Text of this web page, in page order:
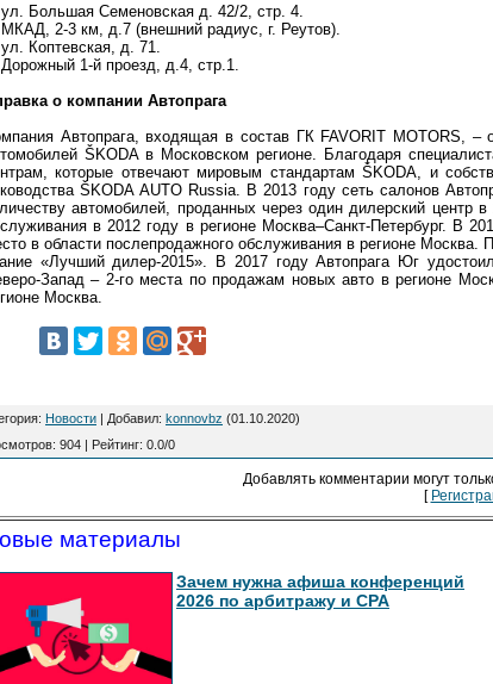
Большая Семеновская д. 42/2, стр. 4.
2-3 км, д.7 (внешний радиус, г. Реутов).
Коптевская, д. 71.
1-й проезд, д.4, стр.1.
о компании Автопрага
Автопрага, входящая в состав ГК FAVORIT MOTORS,
ŠKODA в Московском регионе. Благодаря
которые отвечают мировым стандартам ŠKODA, и
ŠKODA AUTO Russia. В 2013 году сеть салонов
автомобилей, проданных через один дилерский центр
в 2012 году в регионе Москва–Санкт-Петербург. В
в области послепродажного обслуживания в регионе Москва.
«Лучший дилер-2015». В 2017 году Автопрага Юг
Запад – 2-го места по продажам новых авто в регионе
Москва.
: Новости | Добавил: konnovbz (01.10.2020)
: 904 | Рейтинг: 0.0/0
Добавлять комментарии могут
[
материалы
Зачем нужна афиша конференций
2026 по арбитражу и СРА